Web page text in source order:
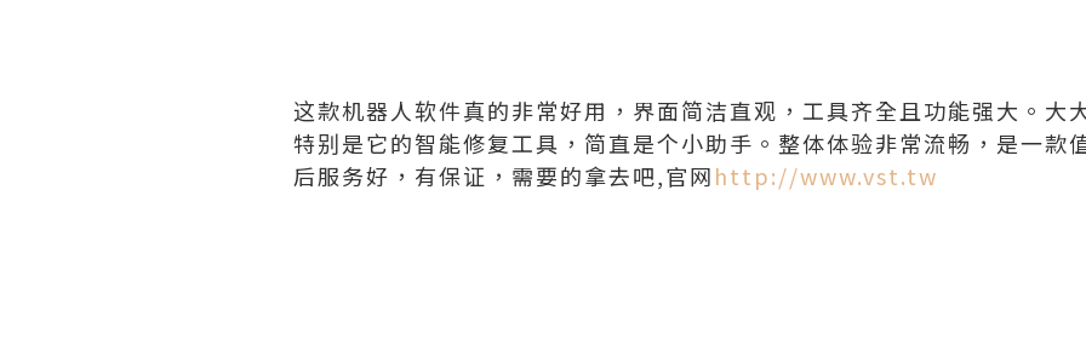
这款机器人软件真的非常好用，界面简洁直观，工具齐全且功能强大。大
特别是它的智能修复工具，简直是个小助手。整体体验非常流畅，是一款
后服务好，有保证，需要的拿去吧,官网http://www.vst.tw